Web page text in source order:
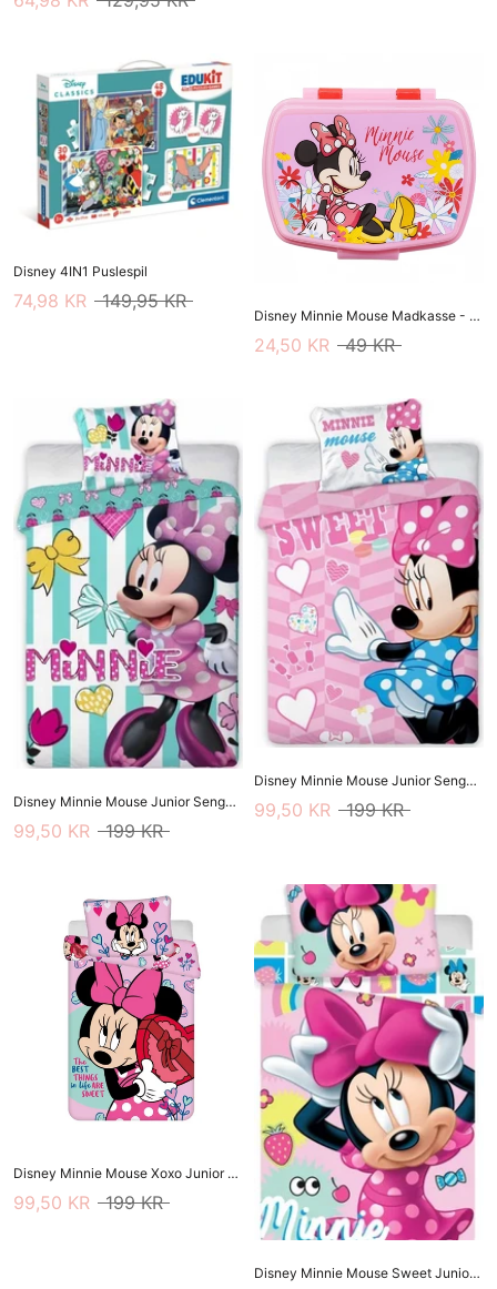
Disney 4IN1 Puslespil
74,98 KR 149,95 KR
Disney Minnie Mouse Madkasse - Rød/Lilla
24,50 KR 49 KR
Disney Minnie Mouse Junior Sengetøj 100 X 135 Cm
99,50 KR 199 KR
Disney Minnie Mouse Junior Sengetøj 100 X 135 Cm
99,50 KR 199 KR
Disney Minnie Mouse Xoxo Junior Sengetøj 100 X 135 Cm
99,50 KR 199 KR
Disney Minnie Mouse Sweet Junior Sengetøj 100 X 135 Cm